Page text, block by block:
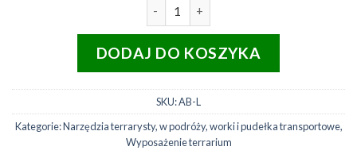
DODAJ DO KOSZYKA
SKU:AB-L
Kategorie:Narzędzia terrarysty,w podróży,worki i pudełka transportowe,
Wyposażenie terrarium